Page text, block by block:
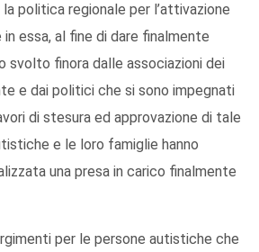
politica regionale per l’attivazione
essa, al fine di dare finalmente
svolto finora dalle associazioni dei
e dai politici che si sono impegnati
di stesura ed approvazione di tale
e le loro famiglie hanno
una presa in carico finalmente
per le persone autistiche che